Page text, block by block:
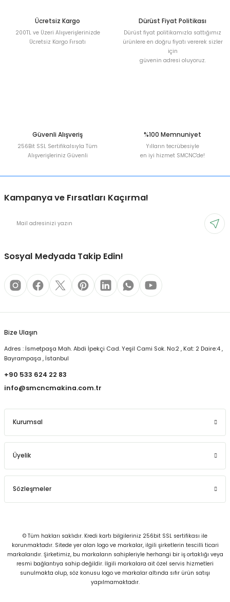
Ücretsiz Kargo
200TL ve Üzeri Alışverişlerinizde
Ücretsiz Kargo Fırsatı
Dürüst Fiyat Politikası
Dürüst fiyat politikamızla sattığımız
ürünlere en doğru fiyatı vererek sizler
için
güvenin adresi oluyoruz.
Güvenli Alışveriş
256Bit SSL Sertifikalsıyla Tüm
Alışverişleriniz Güvenli
%100 Memnuniyet
Yılların tecrübesiyle
en iyi hizmet SMCNC'de!
Kampanya ve Fırsatları Kaçırma!
Sosyal Medyada Takip Edin!
Bize Ulaşın
Adres : İsmetpaşa Mah. Abdi İpekçi Cad. Yeşil Cami Sok. No:2 , Kat: 2 Daire:4 ,
Bayrampaşa , İstanbul
+90 533 624 22 83
info@smcncmakina.com.tr
Kurumsal
Üyelik
Sözleşmeler
© Tüm hakları saklıdır. Kredi kartı bilgileriniz 256bit SSL sertifikası ile
korunmaktadır. Sitede yer alan logo ve markalar, ilgili şirketlerin tescilli ticari
markalarıdır. Şirketimiz, bu markaların sahipleriyle herhangi bir iş ortaklığı veya
resmi bağlantıya sahip değildir. İlgili markalara ait özel servis hizmetleri
sunulmakta olup, söz konusu logo ve markalar altında sıfır ürün satışı
yapılmamaktadır.